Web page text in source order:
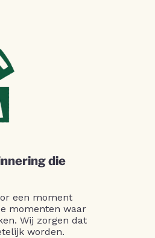
die
een moment
momenten waar
Wij zorgen dat
worden.